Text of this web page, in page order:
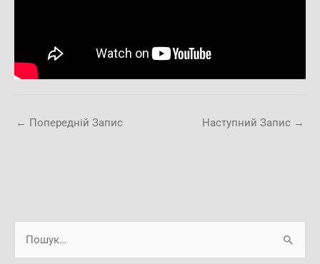
← Попередній Запис Наступний Запис →